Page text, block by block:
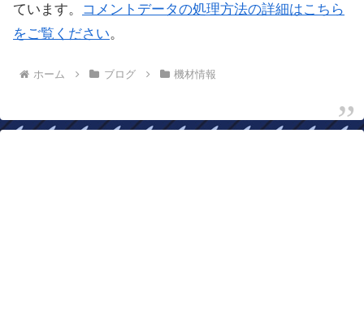
ています。
コメントデータの処理方法の詳細はこちら
をご覧ください。
ホーム ブログ 機材情報